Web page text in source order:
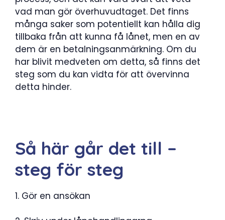
vad man gör överhuvudtaget. Det finns
många saker som potentiellt kan hålla dig
tillbaka från att kunna få lånet, men en av
dem är en betalningsanmärkning. Om du
har blivit medveten om detta, så finns det
steg som du kan vidta för att övervinna
detta hinder.
Så här går det till –
steg för steg
1. Gör en ansökan